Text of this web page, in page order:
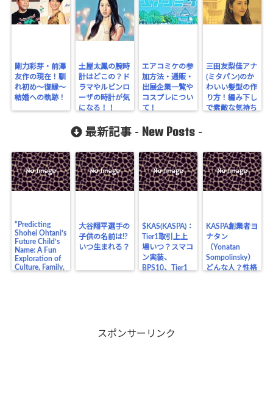
剛力彩芽・前澤
友作の現在！馴
れ初め～復縁～
結婚への軌跡！
土屋太鳳の腕時
計はどこの？ド
ラマやルビンロ
ーザの時計が気
になる！！
エアコミケの参
加方法・通販・
出展企業一覧や
コスプレについ
て！
三田友梨佳アナ
(ミタパン)のか
わいい髪型の作
り方！編み下し
で素敵な気持ち
最新記事 - New Posts -
“Predicting
Shohei Ohtani’s
Future Child’s
Name: A Fun
Exploration of
Culture, Family,
大谷翔平選手の
子供の名前は!?
いつ生まれる？
$KAS(KASPA)：
Tier1取引上上
場いつ？スマコ
ン実装、
BPS10、Tier1
KASPA創業者ヨ
ナタン
（Yonatan
Sompolinsky）
どんな人？性格
スポンサーリンク